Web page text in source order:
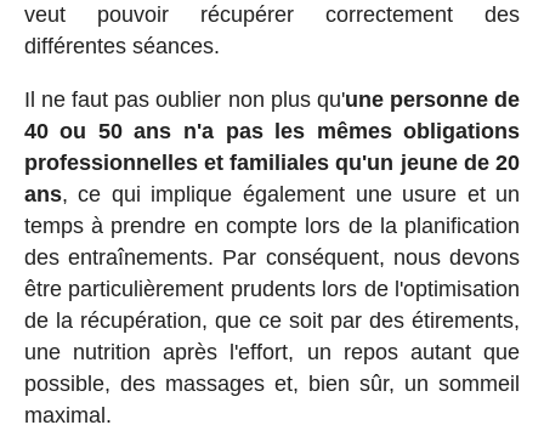
veut pouvoir récupérer correctement des
différentes séances.
Il ne faut pas oublier non plus qu'une personne de
40 ou 50 ans n'a pas les mêmes obligations
professionnelles et familiales qu'un jeune de 20
ans, ce qui implique également une usure et un
temps à prendre en compte lors de la planification
des entraînements. Par conséquent, nous devons
être particulièrement prudents lors de l'optimisation
de la récupération, que ce soit par des étirements,
une nutrition après l'effort, un repos autant que
possible, des massages et, bien sûr, un sommeil
maximal.